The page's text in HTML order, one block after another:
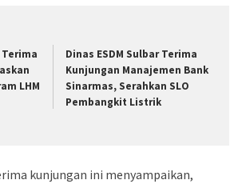
Terima
LHM
Dinas ESDM Sulbar Terima
Kunjungan Manajemen Bank
Sinarmas, Serahkan SLO
Pembangkit Listrik
kunjungan ini menyampaikan,